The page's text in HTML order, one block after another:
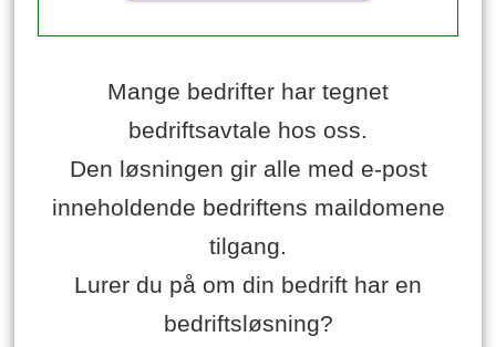
Mange bedrifter har tegnet
bedriftsavtale hos oss.
Den løsningen gir alle med e-post
inneholdende bedriftens maildomene
tilgang.
Lurer du på om din bedrift har en
bedriftsløsning?